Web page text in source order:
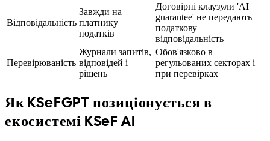
Відповідальність
Завжди на
платнику
податків
Договірні клаузули 'AI
guarantee' не передають
податкову
відповідальність
Перевірюваність
Журнали запитів,
відповідей і
рішень
Обов'язково в
регульованих секторах і
при перевірках
Як KSeFGPT позиціонується в
екосистемі KSeF AI